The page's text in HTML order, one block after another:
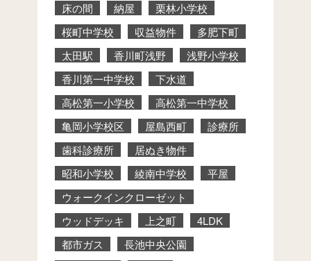
床の間
納屋
栗林小学校
桜町中学校
収益物件
多肥下町
太田駅
香川町浅野
浅野小学校
香川第一中学校
下水道
高松第一小学校
高松第一中学校
亀岡小学校区
屋島西町
診療所
歯科診療所
居ぬき物件
昭和小学校
綾南中学校
平屋
ウォークインクローゼット
ウッドデッキ
上之町
4LDK
都市ガス
長池中央公園